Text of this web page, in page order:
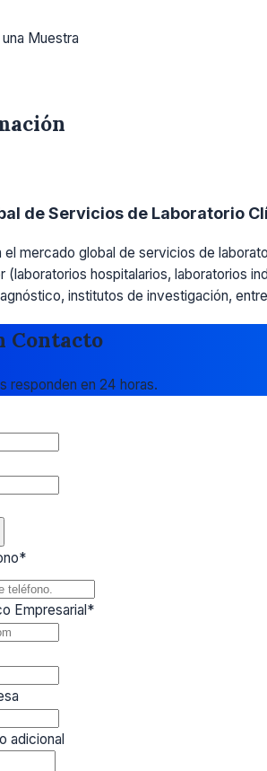
Muestra
de Servicios de Laboratorio
el mercado global de servicios de
(laboratorios hospitalarios, laboratorios
institutos de investigación,
Contacto
responden en 24 horas.
*
Empresarial*
adicional